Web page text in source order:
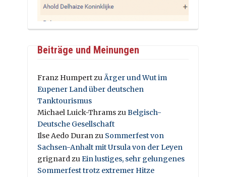
Beiträge und Meinungen
Franz HumpertzuÄrger und Wut im
Eupener Land über deutschen
Tanktourismus
Michael Luick-ThramszuBelgisch-
Deutsche Gesellschaft
Ilse Aedo Duranzu Sommerfest von
Sachsen-Anhalt mit Ursula von der Leyen
grignardzuEin lustiges, sehr gelungenes
Sommerfest trotz extremer Hitze